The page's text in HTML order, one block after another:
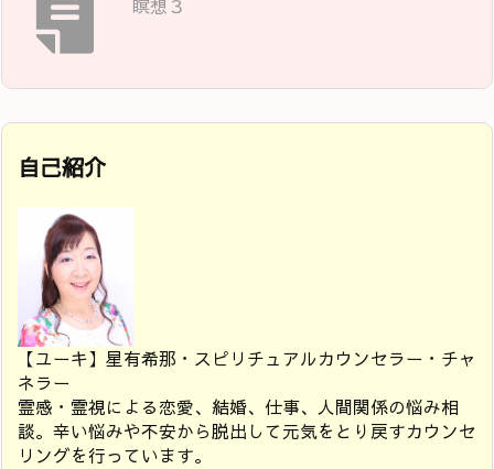
瞑想３
自己紹介
【ユーキ】星有希那・スピリチュアルカウンセラー・チャ
ネラー
霊感・霊視による恋愛、結婚、仕事、人間関係の悩み相
談。辛い悩みや不安から脱出して元気をとり戻すカウンセ
リングを行っています。